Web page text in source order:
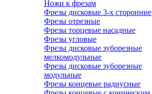
Ножи к фрезам
Фрезы дисковые 3-х сторонние
Фрезы отрезные
Фрезы торцевые насадные
Фрезы угловые
Фрезы дисковые зуборезные
мелкомодульные
Фрезы дисковые зуборезные
модульные
Фрезы концевые радиусные